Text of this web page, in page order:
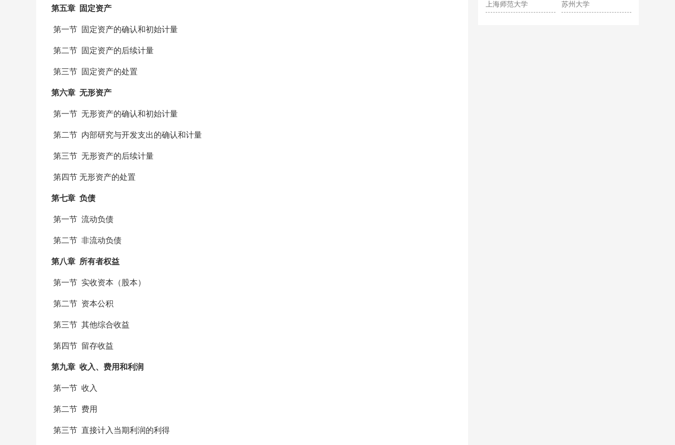
第五章 固定资产
第一节 固定资产的确认和初始计量
第二节 固定资产的后续计量
第三节 固定资产的处置
第六章 无形资产
第一节 无形资产的确认和初始计量
第二节 内部研究与开发支出的确认和计量
第三节 无形资产的后续计量
第四节 无形资产的处置
第七章 负债
第一节 流动负债
第二节 非流动负债
第八章 所有者权益
第一节 实收资本（股本）
第二节 资本公积
第三节 其他综合收益
第四节 留存收益
第九章 收入、费用和利润
第一节 收入
第二节 费用
第三节 直接计入当期利润的利得
上海师范大学 苏州大学